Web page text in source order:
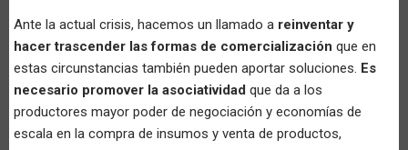
Ante la actual crisis, hacemos un llamado a reinventar y
hacer trascender las formas de comercialización que en
estas circunstancias también pueden aportar soluciones. Es
necesario promover la asociatividad que da a los
productores mayor poder de negociación y economías de
escala en la compra de insumos y venta de productos,